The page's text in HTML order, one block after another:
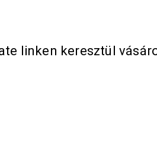
linken keresztül